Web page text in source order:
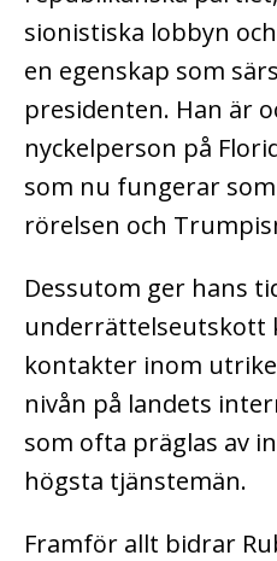
sionistiska lobbyn
en egenskap som
presidenten. Han är
nyckelperson på
som nu fungerar
rörelsen och
Dessutom ger hans
underrättelseutskott
kontakter inom
nivån på landets
som ofta präglas av
högsta tjänstemän.
Framför allt bidrar